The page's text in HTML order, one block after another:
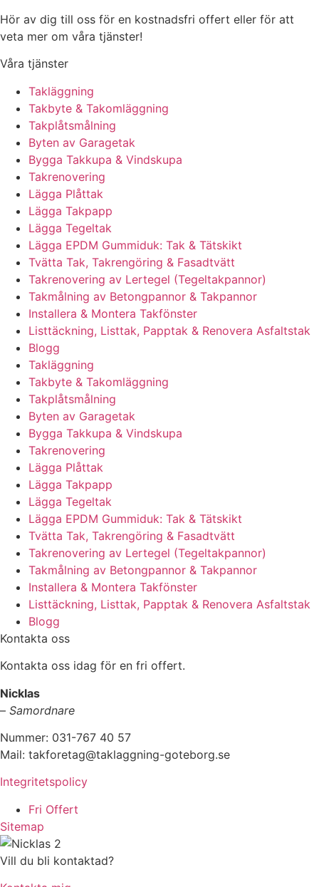
Hör av dig till oss för en kostnadsfri offert eller för att
veta mer om våra tjänster!
Våra tjänster
Takläggning
Takbyte & Takomläggning
Takplåtsmålning
Byten av Garagetak
Bygga Takkupa & Vindskupa
Takrenovering
Lägga Plåttak
Lägga Takpapp
Lägga Tegeltak
Lägga EPDM Gummiduk: Tak & Tätskikt
Tvätta Tak, Takrengöring & Fasadtvätt
Takrenovering av Lertegel (Tegeltakpannor)
Takmålning av Betongpannor & Takpannor
Installera & Montera Takfönster
Listtäckning, Listtak, Papptak & Renovera Asfaltstak
Blogg
Takläggning
Takbyte & Takomläggning
Takplåtsmålning
Byten av Garagetak
Bygga Takkupa & Vindskupa
Takrenovering
Lägga Plåttak
Lägga Takpapp
Lägga Tegeltak
Lägga EPDM Gummiduk: Tak & Tätskikt
Tvätta Tak, Takrengöring & Fasadtvätt
Takrenovering av Lertegel (Tegeltakpannor)
Takmålning av Betongpannor & Takpannor
Installera & Montera Takfönster
Listtäckning, Listtak, Papptak & Renovera Asfaltstak
Blogg
Kontakta oss
Kontakta oss idag för en fri offert.
Nicklas
– Samordnare
Nummer: 031-767 40 57
Mail: takforetag@taklaggning-goteborg.se
Integritetspolicy
Fri Offert
Sitemap
Vill du bli kontaktad?